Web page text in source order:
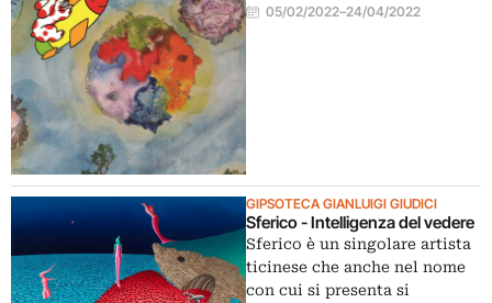
05/02/2022–24/04/2022
GIPSOTECA GIANLUIGI GIUDICI
Sferico - Intelligenza del vedere
Sferico è un singolare artista
ticinese che anche nel nome
con cui si presenta si